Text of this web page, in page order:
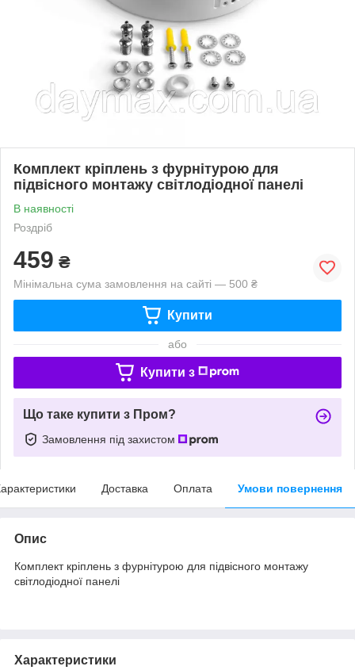
Комплект кріплень з фурнітурою для
підвісного монтажу світлодіодної панелі
В наявності
Роздріб
459 ₴
Мінімальна сума замовлення на сайті — 500 ₴
Купити
або
Купити з
Що таке купити з Пром?
Замовлення під захистом
Доставка Оплата Умови повернення
Опис
Комплект кріплень з фурнітурою для підвісного монтажу
світлодіодної панелі
Характеристики